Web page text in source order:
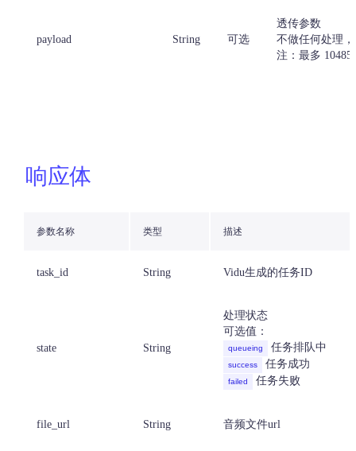
payload String 可选
透传参数
不做任何处理
注：最多
响应体
参数名称 类型 描述
task_id String Vidu生成的任务ID
state String
处理状态
可选值：
queueing 任务排队中
success 任务成功
failed 任务失败
file_url String 音频文件url